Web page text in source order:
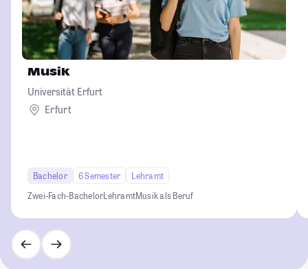
Musik
Universität Erfurt
Erfurt
Bachelor 6 Semester
Lehramt
Zwei-Fach-BachelorLehramtMusik als Beruf